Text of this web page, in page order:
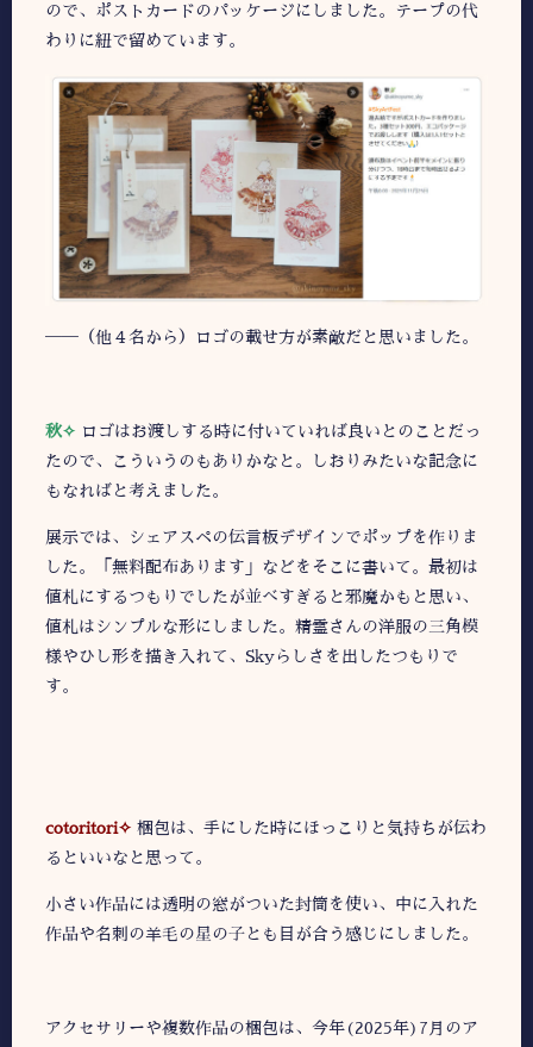
ので、ポストカードのパッケージにしました。テープの代
わりに紐で留めています。
――（他４名から）ロゴの載せ方が素敵だと思いました。
秋✧ ロゴはお渡しする時に付いていれば良いとのことだっ
たので、こういうのもありかなと。しおりみたいな記念に
もなればと考えました。
展示では、シェアスペの伝言板デザインでポップを作りま
した。「無料配布あります」などをそこに書いて。最初は
値札にするつもりでしたが並べすぎると邪魔かもと思い、
値札はシンプルな形にしました。精霊さんの洋服の三角模
様やひし形を描き入れて、Skyらしさを出したつもりで
す。
cotoritori✧ 梱包は、手にした時にほっこりと気持ちが伝わ
るといいなと思って。
小さい作品には透明の窓がついた封筒を使い、中に入れた
作品や名刺の羊毛の星の子とも目が合う感じにしました。
アクセサリーや複数作品の梱包は、今年(2025年)7月のア